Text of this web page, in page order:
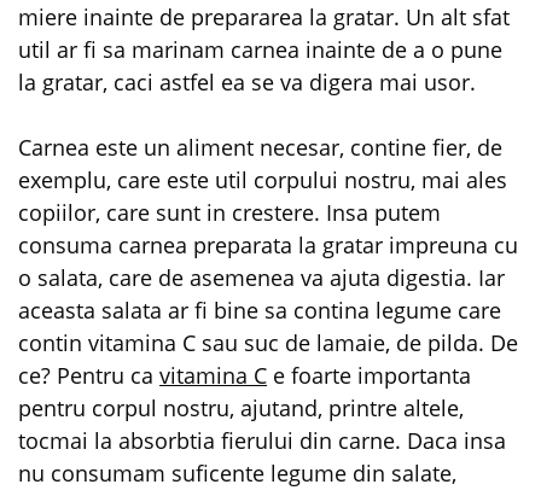
miere inainte de prepararea la gratar. Un alt sfat
util ar fi sa marinam carnea inainte de a o pune
la gratar, caci astfel ea se va digera mai usor.
Carnea este un aliment necesar, contine fier, de
exemplu, care este util corpului nostru, mai ales
copiilor, care sunt in crestere. Insa putem
consuma carnea preparata la gratar impreuna cu
o salata, care de asemenea va ajuta digestia. Iar
aceasta salata ar fi bine sa contina legume care
contin vitamina C sau suc de lamaie, de pilda. De
ce? Pentru cavitamina C e foarte importanta
pentru corpul nostru, ajutand, printre altele,
tocmai la absorbtia fierului din carne. Daca insa
nu consumam suficente legume din salate,